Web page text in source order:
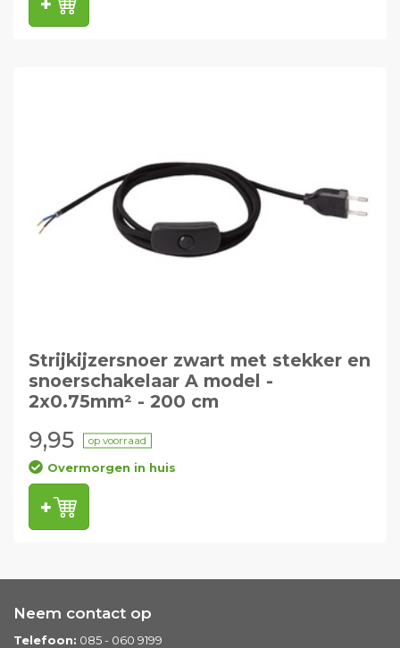
Strijkijzersnoer zwart met stekker en
snoerschakelaar A model -
2x0.75mm² - 200 cm
9,95 op voorraad
Overmorgen in huis
Neem contact op
Telefoon: 085 - 060 9199